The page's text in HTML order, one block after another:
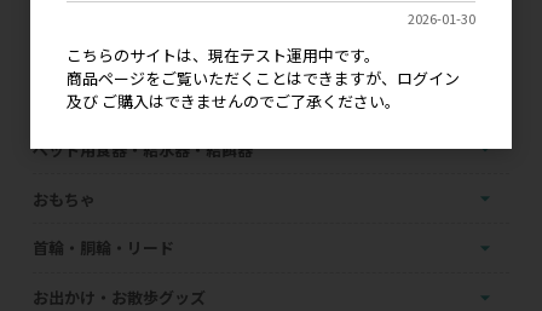
フード・おやつ・サプリメント
ペット用お手入れ用品
ペット用食器・給水器・給餌器
おもちゃ
首輪・胴輪・リード
お出かけ・お散歩グッズ
2026-01-30
こちらのサイトは、現在テスト運用中です。
商品ページをご覧いただくことはできますが、ログイン
及び ご購入はできませんのでご了承ください。